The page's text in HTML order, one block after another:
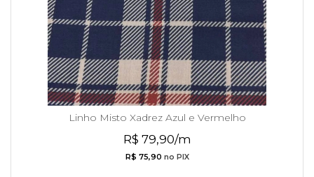
Linho Misto Xadrez Azul e Vermelho
R$ 79,90/m
R$ 75,90 no PIX